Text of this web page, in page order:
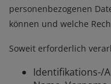
personenbezogenen
können und welche
Soweit erforderlich
Identifikations-/